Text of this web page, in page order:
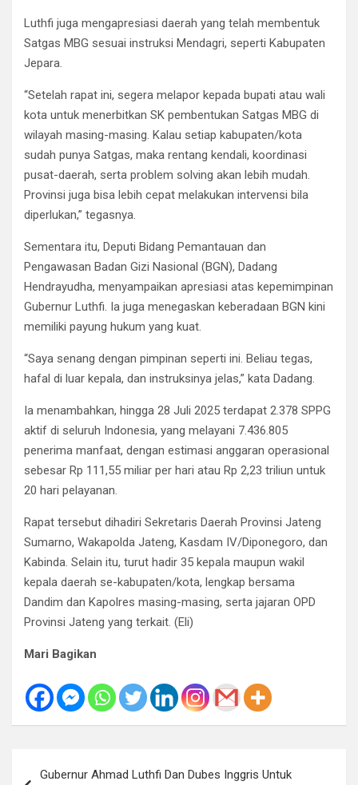
Luthfi juga mengapresiasi daerah yang telah membentuk
Satgas MBG sesuai instruksi Mendagri, seperti Kabupaten
Jepara.
“Setelah rapat ini, segera melapor kepada bupati atau wali
kota untuk menerbitkan SK pembentukan Satgas MBG di
wilayah masing-masing. Kalau setiap kabupaten/kota
sudah punya Satgas, maka rentang kendali, koordinasi
pusat-daerah, serta problem solving akan lebih mudah.
Provinsi juga bisa lebih cepat melakukan intervensi bila
diperlukan,” tegasnya.
Sementara itu, Deputi Bidang Pemantauan dan
Pengawasan Badan Gizi Nasional (BGN), Dadang
Hendrayudha, menyampaikan apresiasi atas kepemimpinan
Gubernur Luthfi. Ia juga menegaskan keberadaan BGN kini
memiliki payung hukum yang kuat.
“Saya senang dengan pimpinan seperti ini. Beliau tegas,
hafal di luar kepala, dan instruksinya jelas,” kata Dadang.
Ia menambahkan, hingga 28 Juli 2025 terdapat 2.378 SPPG
aktif di seluruh Indonesia, yang melayani 7.436.805
penerima manfaat, dengan estimasi anggaran operasional
sebesar Rp 111,55 miliar per hari atau Rp 2,23 triliun untuk
20 hari pelayanan.
Rapat tersebut dihadiri Sekretaris Daerah Provinsi Jateng
Sumarno, Wakapolda Jateng, Kasdam IV/Diponegoro, dan
Kabinda. Selain itu, turut hadir 35 kepala maupun wakil
kepala daerah se-kabupaten/kota, lengkap bersama
Dandim dan Kapolres masing-masing, serta jajaran OPD
Provinsi Jateng yang terkait. (Eli)
Mari Bagikan
Gubernur Ahmad Luthfi Dan Dubes Inggris Untuk